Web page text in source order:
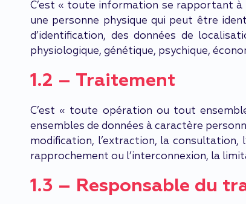
C’est « toute information se rapportant à
une personne physique qui peut être
d’identification, des données de
physiologique, génétique, psychique,
1.2 – Traitement
C’est « toute opération ou tout
ensembles de données à caractère
modification, l’extraction, la
rapprochement ou l’interconnexion, la
1.3 – Responsable du